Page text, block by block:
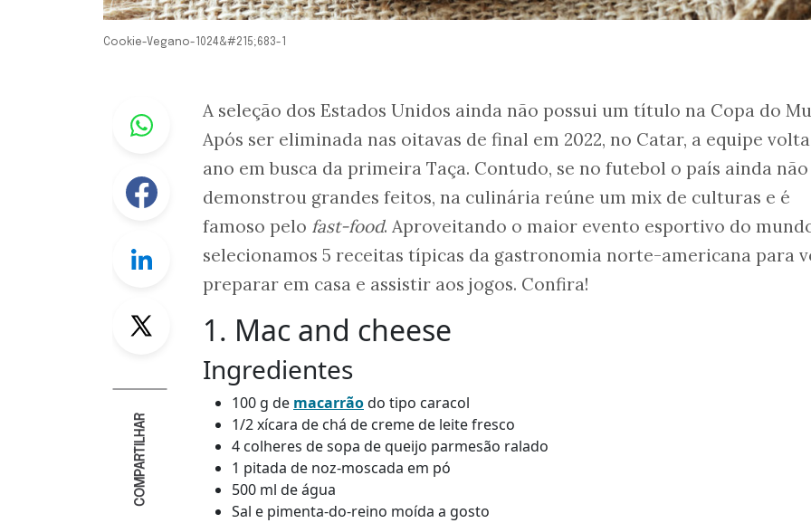
Cookie-Vegano-1024&#215;683-1
Whastapp
Facebook
COMPARTILHAR
A seleção dos Estados Unidos ainda não possui um título na Copa do
Após ser eliminada nas oitavas de final em 2022, no Catar, a equipe
ano em busca da primeira Taça. Contudo, se no futebol o país ainda não
demonstrou grandes feitos, na culinária reúne um mix de culturas e é
famoso pelo fast-food. Aproveitando o maior evento esportivo do
selecionamos 5 receitas típicas da gastronomia norte-americana para
preparar em casa e assistir aos jogos. Confira!
1. Mac and cheese
Ingredientes
100 g de macarrãodo tipo caracol
1/2 xícara de chá de creme de leite fresco
4 colheres de sopa de queijo parmesão ralado
1 pitada de noz-moscada em pó
500 ml de água
Sal e pimenta-do-reino moída a gosto